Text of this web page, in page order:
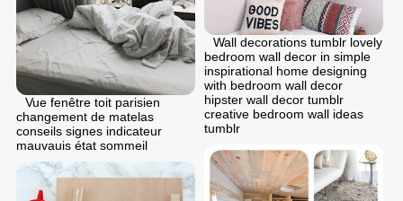
Vue fenêtre toit parisien
changement de matelas
conseils signes indicateur
mauvauis état sommeil
Wall decorations tumblr lovely
bedroom wall decor in simple
inspirational home designing
with bedroom wall decor
hipster wall decor tumblr
creative bedroom wall ideas
tumblr